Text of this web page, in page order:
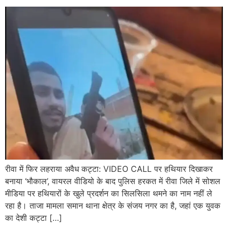
रीवा में फिर लहराया अवैध कट्टा: VIDEO CALL पर हथियार दिखाकर
बनाया ‘भौकाल’, वायरल वीडियो के बाद पुलिस हरकत में रीवा जिले में सोशल
मीडिया पर हथियारों के खुले प्रदर्शन का सिलसिला थमने का नाम नहीं ले
रहा है। ताजा मामला समान थाना क्षेत्र के संजय नगर का है, जहां एक युवक
का देशी कट्टा […]